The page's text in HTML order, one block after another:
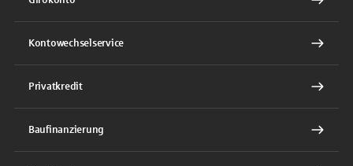
Kontowechselservice
Privatkredit
Baufinanzierung